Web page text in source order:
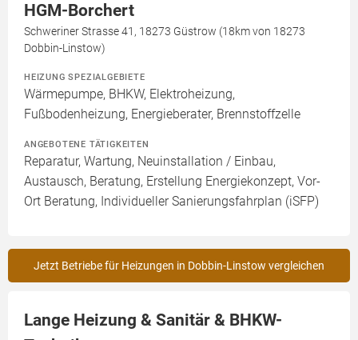
HGM-Borchert
Schweriner Strasse 41, 18273 Güstrow (18km von 18273
Dobbin-Linstow)
HEIZUNG SPEZIALGEBIETE
Wärmepumpe, BHKW, Elektroheizung,
Fußbodenheizung, Energieberater, Brennstoffzelle
ANGEBOTENE TÄTIGKEITEN
Reparatur, Wartung, Neuinstallation / Einbau,
Austausch, Beratung, Erstellung Energiekonzept, Vor-
Ort Beratung, Individueller Sanierungsfahrplan (iSFP)
Jetzt Betriebe für Heizungen in Dobbin-Linstow vergleichen
Lange Heizung & Sanitär & BHKW-